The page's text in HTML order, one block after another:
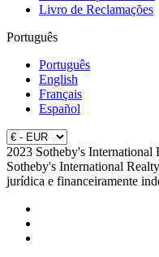
Livro de Reclamações
Português
Português
English
Français
Español
2023 Sotheby's International
Sotheby's International
jurídica e financeiramente